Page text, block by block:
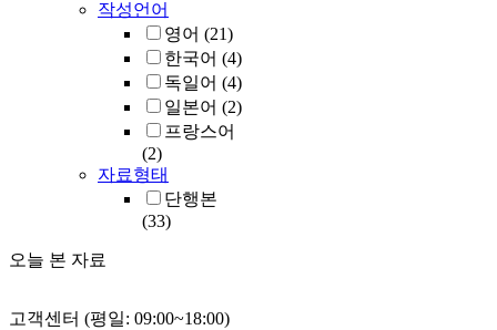
작성언어
영어 (21)
한국어 (4)
독일어 (4)
일본어 (2)
프랑스어
(2)
자료형태
단행본
(33)
오늘 본 자료
고객센터 (평일: 09:00~18:00)